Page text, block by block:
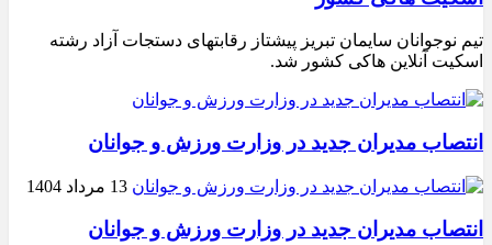
تیم نوجوانان سایمان تبریز پیشتاز رقابتهای دستجات آزاد رشته
اسکیت آنلاین هاکی کشور شد.
انتصاب مدیران جدید در وزارت ورزش و جوانان
13 مرداد 1404
انتصاب مدیران جدید در وزارت ورزش و جوانان